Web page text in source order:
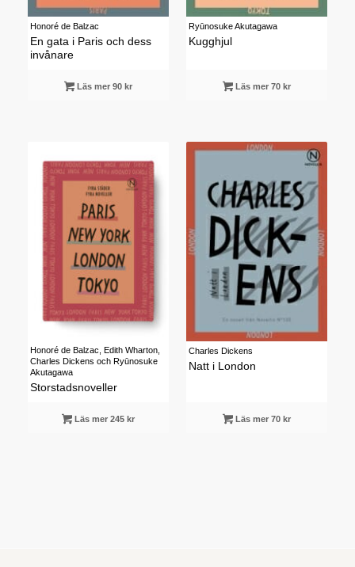
Honoré de Balzac
En gata i Paris och dess
invånare
Läs mer 90 kr
Ryūnosuke Akutagawa
Kugghjul
Läs mer 70 kr
Honoré de Balzac, Edith Wharton,
Charles Dickens och Ryūnosuke
Akutagawa
Storstadsnoveller
Läs mer 245 kr
Charles Dickens
Natt i London
Läs mer 70 kr